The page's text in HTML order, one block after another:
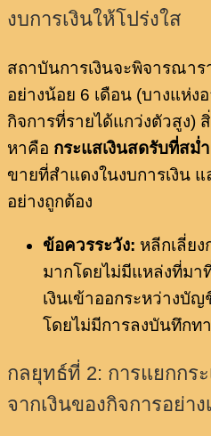
งบการเงินให้โปร่งใส
สถาบันการเงินจะพิจารณา
อย่างน้อย 6 เดือน (บางแห่ง
กิจการที่รายได้แกว่งตัวสูง)
หาคือ กระแสเงินสดรับที่สม่
ขายที่สำแดงในงบการเงิน
อย่างถูกต้อง
ข้อควรระวัง: หลีกเลี่ย
มากโดยไม่มีแหล่งที่มา
เงินเข้าออกระหว่าง
โดยไม่มีการลงบันทึกท
กลยุทธ์ที่ 2: การแยกกร
จากเงินของกิจการอย่า